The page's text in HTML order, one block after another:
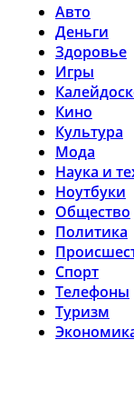
Авто
Деньги
Здоровье
Игры
Кино
Культура
Мода
Наука и
Ноутбуки
Общество
Политика
Спорт
Телефоны
Туризм